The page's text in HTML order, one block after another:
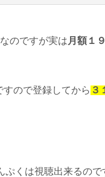
のですが実は 月額１
ので登録してから ３
くは視聴出来るの